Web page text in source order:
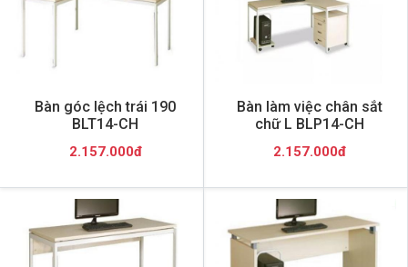
Bàn góc lệch trái 190
BLT14-CH
2.157.000đ
Bàn làm việc chân sắt
chữ L BLP14-CH
2.157.000đ